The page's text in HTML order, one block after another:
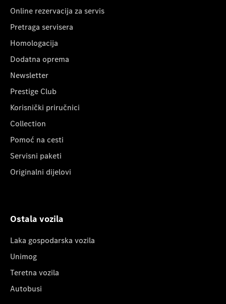
Online rezervacija za servis
Pretraga servisera
Homologacija
Dodatna oprema
Newsletter
Prestige Club
Korisnički priručnici
Collection
Pomoć na cesti
Servisni paketi
Originalni dijelovi
Ostala vozila
Laka gospodarska vozila
Unimog
Teretna vozila
Autobusi